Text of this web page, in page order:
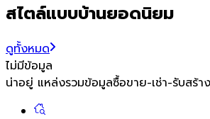
สไตล์แบบบ้านยอดนิยม
ดูทั้งหมด
ไม่มีข้อมูล
น่าอยู่ แหล่งรวมข้อมูลซื้อขาย-เช่า-รับสร้